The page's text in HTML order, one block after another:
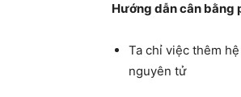
Hướng dẫn cân bằng
Ta chỉ việc thêm
nguyên tử